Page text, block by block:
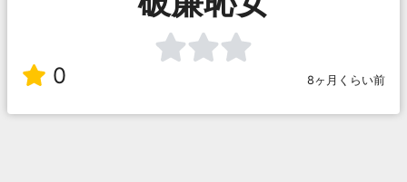
0 8ヶ月くらい前